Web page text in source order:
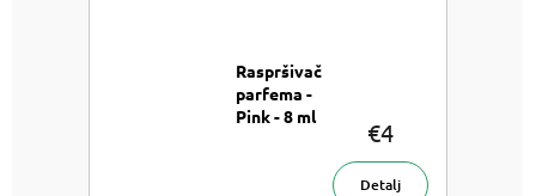
Raspršivač
parfema -
Pink - 8 ml
€4
Detalj